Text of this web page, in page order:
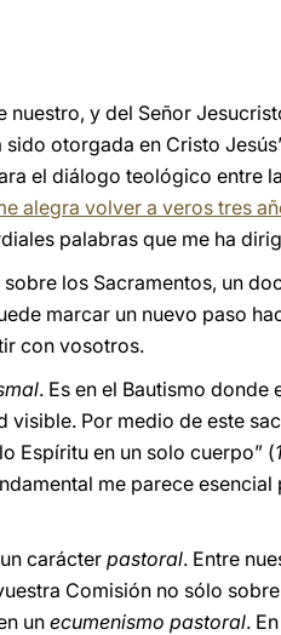
nuestro, y del Señor
otorgada en Cristo
el diálogo teológico entre
alegra volver a veros tres
palabras que me ha
los Sacramentos, un
marcar un nuevo paso
con vosotros.
. Es en el Bautismo
visible. Por medio de este
Espíritu en un solo cuerpo” (
me parece
carácter pastoral. Entre
Comisión no sólo
unecumenismo pastoral.